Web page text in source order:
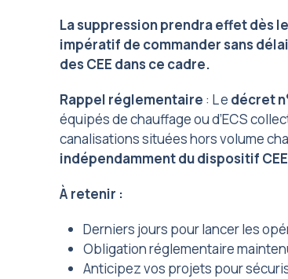
La suppression prendra effet dès
impératif de commander sans
des CEE dans ce cadre.
Rappel réglementaire : L e décret
équipés de chauffage ou d’ECS
canalisations situées hors volume
indépendamment du dispositif
À retenir :
Derniers jours pour lancer les
Obligation réglementaire
Anticipez vos projets pour